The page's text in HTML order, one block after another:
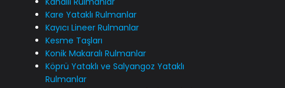
Kare Yataklı Rulmanlar
Kayıcı Lineer Rulmanlar
Kesme Taşları
Konik Makaralı Rulmanlar
Köprü Yataklı ve Salyangoz Yataklı
Rulmanlar